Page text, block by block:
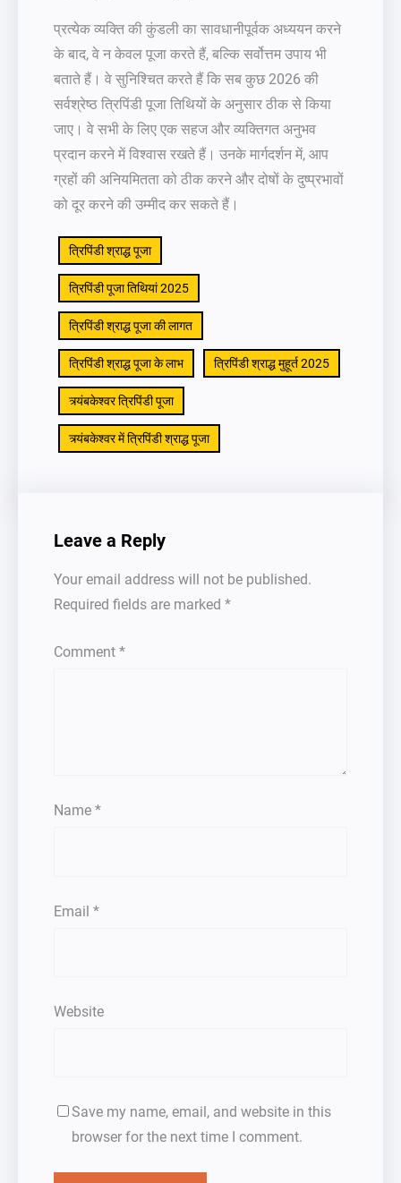
प्रत्येक व्यक्ति की कुंडली का सावधानीपूर्वक अध्ययन करने
के बाद, वे न केवल पूजा करते हैं, बल्कि सर्वोत्तम उपाय भी
बताते हैं। वे सुनिश्चित करते हैं कि सब कुछ 2026 की
सर्वश्रेष्ठ त्रिपिंडी पूजा तिथियों के अनुसार ठीक से किया
जाए। वे सभी के लिए एक सहज और व्यक्तिगत अनुभव
प्रदान करने में विश्वास रखते हैं। उनके मार्गदर्शन में, आप
ग्रहों की अनियमितता को ठीक करने और दोषों के दुष्प्रभावों
को दूर करने की उम्मीद कर सकते हैं।
त्रिपिंडी श्राद्ध पूजा
त्रिपिंडी पूजा तिथियां 2025
त्रिपिंडी श्राद्ध पूजा की लागत
त्रिपिंडी श्राद्ध पूजा के लाभ त्रिपिंडी श्राद्ध मुहूर्त 2025
त्र्यंबकेश्वर त्रिपिंडी पूजा
त्र्यंबकेश्वर में त्रिपिंडी श्राद्ध पूजा
Leave a Reply
Your email address will not be published.
Required fields are marked *
Comment *
Name *
Email *
Website
Save my name, email, and website in this
browser for the next time I comment.